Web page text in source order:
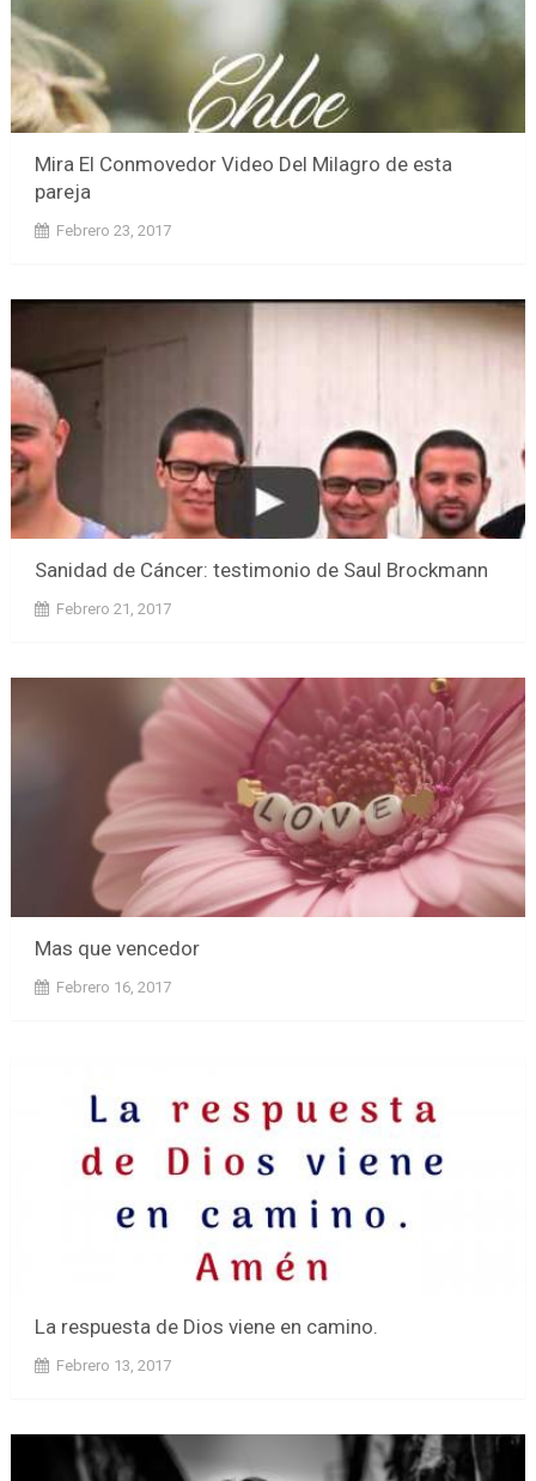
Mira El Conmovedor Video Del Milagro de esta
pareja
Febrero 23, 2017
Sanidad de Cáncer: testimonio de Saul Brockmann
Febrero 21, 2017
Mas que vencedor
Febrero 16, 2017
La respuesta de Dios viene en camino.
Febrero 13, 2017